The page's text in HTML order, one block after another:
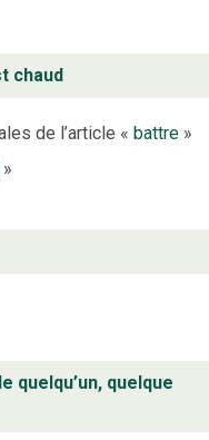
chaud
de l’article «battre »
»
quelqu’un, quelque